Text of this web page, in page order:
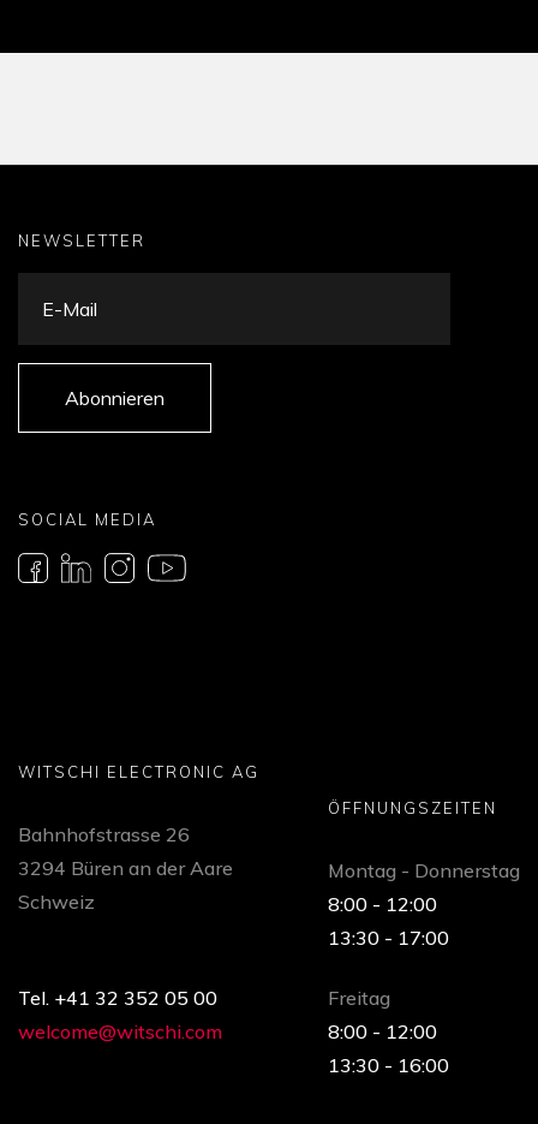
NEWSLETTER
Abonnieren
SOCIAL MEDIA
WITSCHI ELECTRONIC AG
Bahnhofstrasse 26
3294 Büren an der Aare
Schweiz
Tel. +41 32 352 05 00
welcome@witschi.com
ÖFFNUNGSZEITEN
Montag - Donnerstag
8:00 - 12:00
13:30 - 17:00
Freitag
8:00 - 12:00
13:30 - 16:00